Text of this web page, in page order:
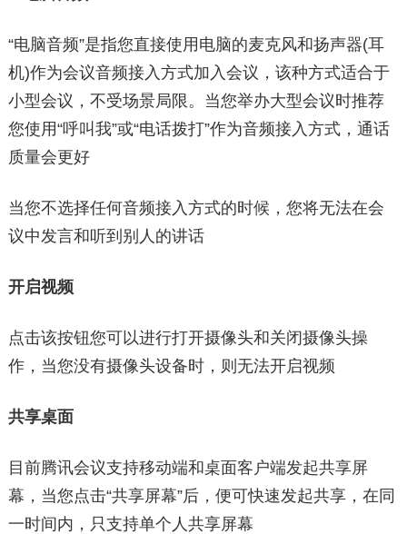
“电脑音频”是指您直接使用电脑的麦克风和扬声器(耳
机)作为会议音频接入方式加入会议，该种方式适合于
小型会议，不受场景局限。当您举办大型会议时推荐
您使用“呼叫我”或“电话拨打”作为音频接入方式，通话
质量会更好
当您不选择任何音频接入方式的时候，您将无法在会
议中发言和听到别人的讲话
开启视频
点击该按钮您可以进行打开摄像头和关闭摄像头操
作，当您没有摄像头设备时，则无法开启视频
共享桌面
目前腾讯会议支持移动端和桌面客户端发起共享屏
幕，当您点击“共享屏幕”后，便可快速发起共享，在同
一时间内，只支持单个人共享屏幕